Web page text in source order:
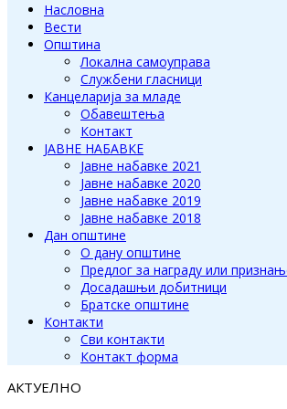
Насловна
Вести
Општина
Локална самоуправа
Службени гласници
Канцеларија за младе
Обавештења
Контакт
ЈАВНЕ НАБАВКЕ
Јавне набавке 2021
Јавне набавке 2020
Јавне набавке 2019
Јавне набавке 2018
Дан општине
О дану општине
Предлог за награду или
Досадашњи добитници
Братске општине
Контакти
Сви контакти
Контакт форма
АКТУЕЛНО